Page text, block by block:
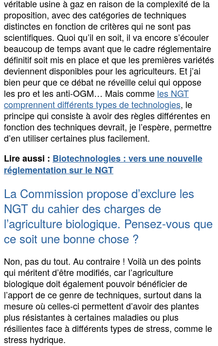
véritable usine à gaz en raison de la complexité de la
proposition, avec des catégories de techniques
distinctes en fonction de critères qui ne sont pas
scientifiques. Quoi qu’il en soit, il va encore s’écouler
beaucoup de temps avant que le cadre réglementaire
définitif soit mis en place et que les premières variétés
deviennent disponibles pour les agriculteurs. Et j’ai
bien peur que ce débat ne réveille celui qui oppose
les pro et les anti-OGM… Mais comme les NGT
comprennent différents types de technologies, le
principe qui consiste à avoir des règles différentes en
fonction des techniques devrait, je l’espère, permettre
d’en utiliser certaines plus facilement.
Lire aussi : Biotechnologies : vers une nouvelle
réglementation sur le NGT
La Commission propose d’exclure les
NGT du cahier des charges de
l’agriculture biologique. Pensez-vous que
ce soit une bonne chose ?
Non, pas du tout. Au contraire ! Voilà un des points
qui méritent d’être modifiés, car l’agriculture
biologique doit également pouvoir bénéficier de
l’apport de ce genre de techniques, surtout dans la
mesure où celles-ci permettent d’avoir des plantes
plus résistantes à certaines maladies ou plus
résilientes face à différents types de stress, comme le
stress hydrique.